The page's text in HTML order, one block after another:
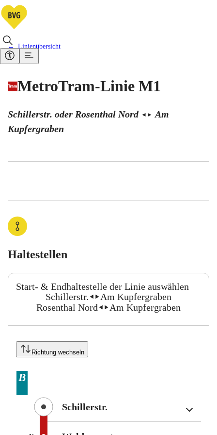
Linienübersicht
MetroTram-Linie M1
Schillerstr. oder Rosenthal Nord ◄ ► Am
Kupfergraben
Haltestellen
Start- & Endhaltestelle der Linie auswählen
Von:
Schillerstr. Nach:
Am Kupfergraben
Von:
Rosenthal Nord Nach:
Am Kupfergraben
Richtung wechseln
B
Schillerstr. (Tarifbereich Berlin
B
Schillerstr. (Tarifbereich Berlin
B
Schillerstr. (Tarifbereich Berlin